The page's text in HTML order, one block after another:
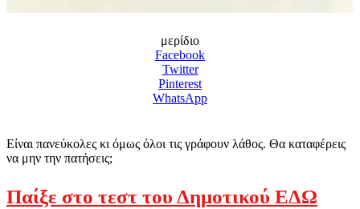
μερίδιο
Facebook
Twitter
Pinterest
WhatsApp
Είναι πανεύκολες κι όμως όλοι τις γράφουν λάθος. Θα καταφέρεις
να μην την πατήσεις;
Παίξε στο τεστ του Δημοτικού ΕΔΩ